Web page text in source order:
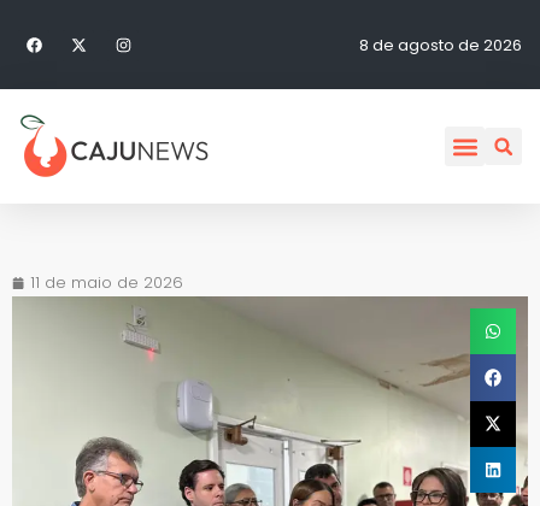
8 de agosto de 2026
11 de maio de 2026